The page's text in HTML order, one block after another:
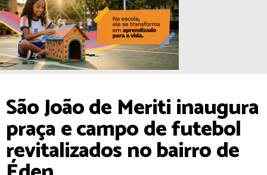
São João de Meriti inaugura
praça e campo de futebol
revitalizados no bairro de